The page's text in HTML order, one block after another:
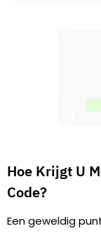
Hoe Krijgt U
Code?
Een geweldig